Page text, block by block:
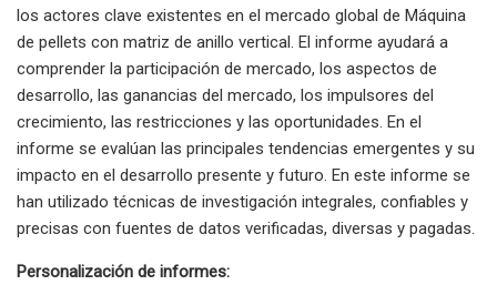
los actores clave existentes en el mercado global de Máquina
de pellets con matriz de anillo vertical. El informe ayudará a
comprender la participación de mercado, los aspectos de
desarrollo, las ganancias del mercado, los impulsores del
crecimiento, las restricciones y las oportunidades. En el
informe se evalúan las principales tendencias emergentes y su
impacto en el desarrollo presente y futuro. En este informe se
han utilizado técnicas de investigación integrales, confiables y
precisas con fuentes de datos verificadas, diversas y pagadas.
Personalización de informes: